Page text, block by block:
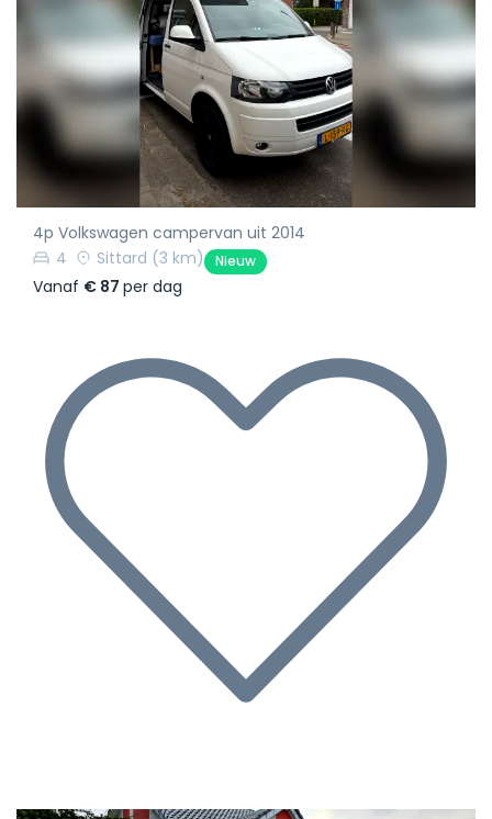
4p Volkswagen campervan uit 2014
4
Sittard (3 km) Nieuw
Vanaf € 87 per dag